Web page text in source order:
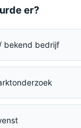
er?
bekend bedrijf